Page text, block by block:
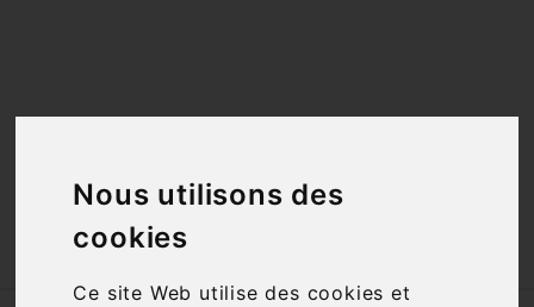
Nous utilisons des
cookies
Ce site Web utilise des cookies et